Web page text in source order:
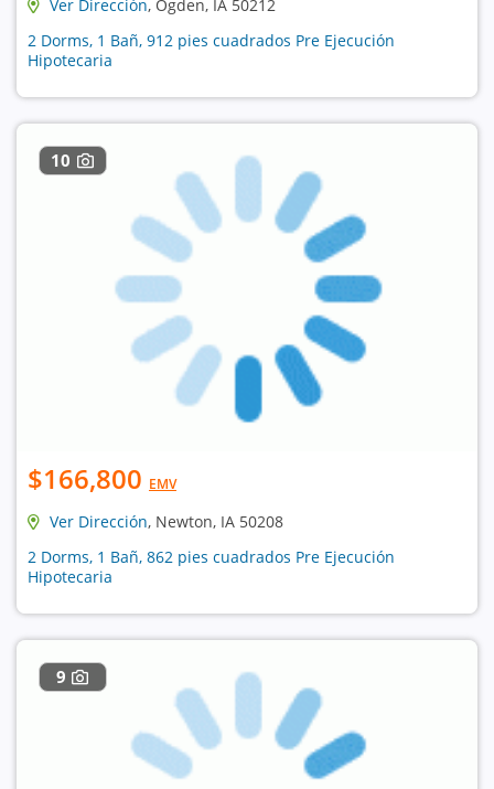
Ver Dirección, Ogden, IA 50212
2 Dorms, 1 Bañ, 912 pies cuadrados Pre Ejecución
Hipotecaria
10
$166,800 EMV
Ver Dirección, Newton, IA 50208
2 Dorms, 1 Bañ, 862 pies cuadrados Pre Ejecución
Hipotecaria
9